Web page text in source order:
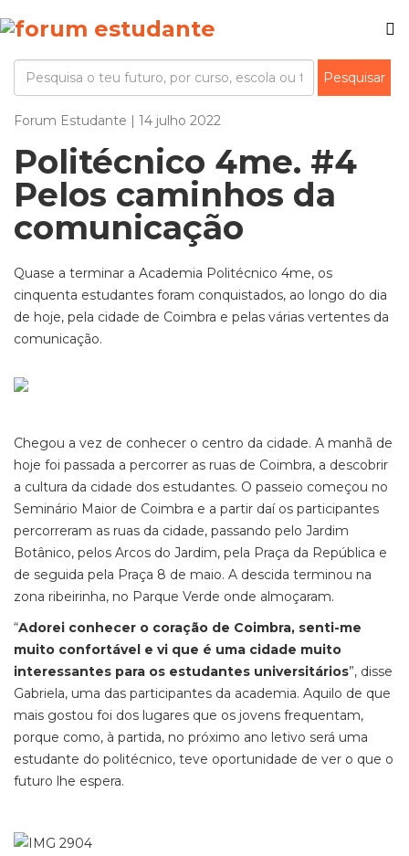
Forum Estudante | 14 julho 2022
Politécnico 4me. #4
Pelos caminhos da
comunicação
Quase a terminar a Academia Politécnico 4me, os
cinquenta estudantes foram conquistados, ao longo do dia
de hoje, pela cidade de Coimbra e pelas várias vertentes da
comunicação.
Chegou a vez de conhecer o centro da cidade. A manhã de
hoje foi passada a percorrer as ruas de Coimbra, a descobrir
a cultura da cidade dos estudantes. O passeio começou no
Seminário Maior de Coimbra e a partir daí os participantes
percorreram as ruas da cidade, passando pelo Jardim
Botânico, pelos Arcos do Jardim, pela Praça da República e
de seguida pela Praça 8 de maio. A descida terminou na
zona ribeirinha, no Parque Verde onde almoçaram.
“Adorei conhecer o coração de Coimbra, senti-me
muito confortável e vi que é uma cidade muito
interessantes para os estudantes universitários”, disse
Gabriela, uma das participantes da academia. Aquilo de que
mais gostou foi dos lugares que os jovens frequentam,
porque como, à partida, no próximo ano letivo será uma
estudante do politécnico, teve oportunidade de ver o que o
futuro lhe espera.